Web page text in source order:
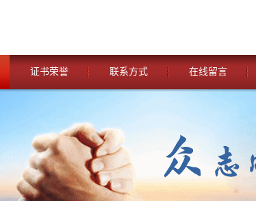
证书荣誉 联系方式 在线留言